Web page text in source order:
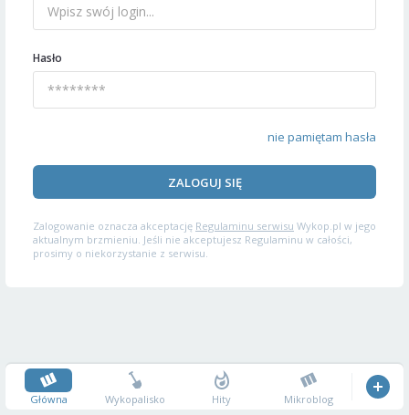
Hasło
nie pamiętam hasła
ZALOGUJ SIĘ
Zalogowanie oznacza akceptację Regulaminu serwisu Wykop.pl w jego
aktualnym brzmieniu. Jeśli nie akceptujesz Regulaminu w całości,
prosimy o niekorzystanie z serwisu.
Główna Wykopalisko Hity Mikroblog